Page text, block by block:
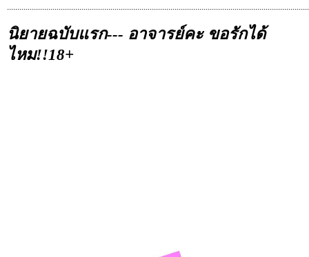
นิยายฉบับแรก--- อาจารย์คะ ขอรักได้
ไหม!!18+